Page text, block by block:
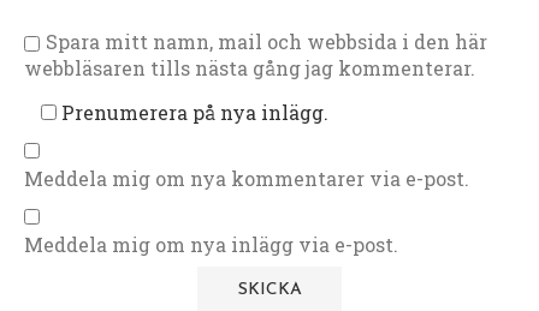
Spara mitt namn, mail och webbsida i den här
webbläsaren tills nästa gång jag kommenterar.
Prenumerera på nya inlägg.
Meddela mig om nya kommentarer via e-post.
Meddela mig om nya inlägg via e-post.